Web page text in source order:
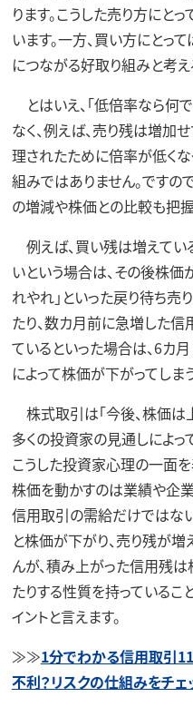
ります。こうした売り方にと
います。一方、買い方にとっ
につながる好取り組みと考え
とはいえ、「低倍率なら何
なく、例えば、売り残は増加
理されたために倍率が低く
組みではありません。ですの
の増減や株価との比較も把握
例えば、買い残は増えて
いという場合は、その後株価
れやれ」といった戻り待ち売
たり、数カ月前に急増した
ているといった場合は、6カ
によって株価が下がってしま
株式取引は「今後、株価は
多くの投資家の見通しによ
こうした投資家心理の一面を
株価を動かすのは業績や企
信用取引の需給だけではな
と株価が下がり、売り残が
んが、積み上がった信用残
たりする性質を持っている
イントと言えます。
≫≫1分でわかる信用取引11
不利？リスクの仕組みをチェ